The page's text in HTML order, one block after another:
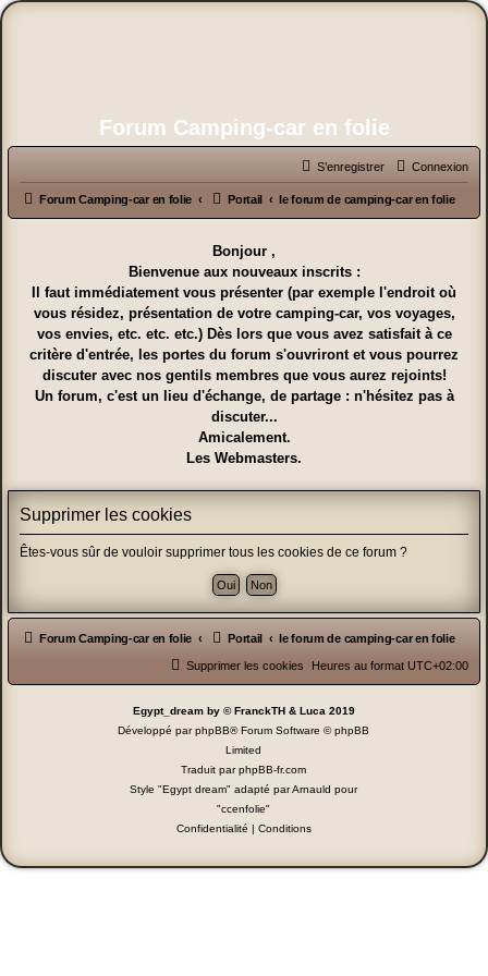
Forum Camping-car en folie
Connexion
S’enregistrer
Forum Camping-car en folie Portail le forum de camping-car en folie
Bonjour ,
Bienvenue aux nouveaux inscrits :
Il faut immédiatement vous présenter (par exemple l'endroit où
vous résidez, présentation de votre camping-car, vos voyages,
vos envies, etc. etc. etc.) Dès lors que vous avez satisfait à ce
critère d'entrée, les portes du forum s'ouvriront et vous pourrez
discuter avec nos gentils membres que vous aurez rejoints!
Un forum, c'est un lieu d'échange, de partage : n'hésitez pas à
discuter...
Amicalement.
Les Webmasters.
Supprimer les cookies
Êtes-vous sûr de vouloir supprimer tous les cookies de ce forum ?
Forum Camping-car en folie Portail le forum de camping-car en folie
Heures au format UTC+02:00
Supprimer les cookies
Egypt_dream by © FranckTH & Luca 2019
Développé parphpBB® Forum Software © phpBB
Limited
Traduit parphpBB-fr.com
Style "Egypt dream" adapté par Arnauld pour
"ccenfolie"
Confidentialité | Conditions